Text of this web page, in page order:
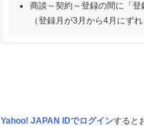
商談～契約～登録の間に「登
（登録月が3月から4月にず
Yahoo! JAPAN IDでログインすると